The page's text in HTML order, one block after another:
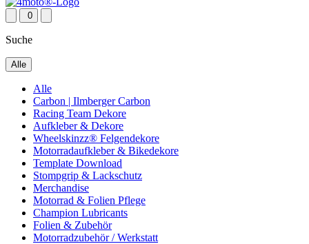
0
Suche
Alle
Alle
Carbon | Ilmberger Carbon
Racing Team Dekore
Aufkleber & Dekore
Wheelskinzz® Felgendekore
Motorradaufkleber & Bikedekore
Template Download
Stompgrip & Lackschutz
Merchandise
Motorrad & Folien Pflege
Champion Lubricants
Folien & Zubehör
Motorradzubehör / Werkstatt